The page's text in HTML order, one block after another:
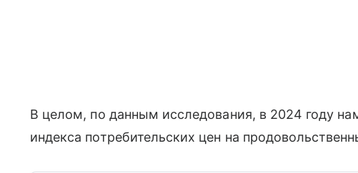
В целом, по данным исследования, в 2024 году
индекса потребительских цен на